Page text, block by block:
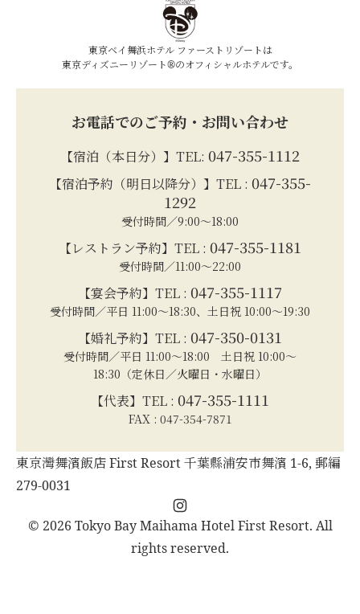
東京ベイ舞浜ホテル ファーストリゾートは
東京ディズニーリゾート®のオフィシャルホテルです。
お電話でのご予約・お問い合わせ
【宿泊（本日分）】TEL: 047-355-1112
【宿泊予約（明日以降分）】TEL : 047-355-
1292
受付時間／9:00～18:00
【レストラン予約】TEL : 047-355-1181
受付時間／11:00～22:00
【宴会予約】TEL : 047-355-1117
受付時間／平日 11:00～18:30、土日祝 10:00～19:30
【婚礼予約】TEL : 047-350-0131
受付時間／平日 11:00～18:00 土日祝 10:00～
18:30（定休日／火曜日・水曜日）
【代表】TEL : 047-355-1111
FAX : 047-354-7871
東京灣舞濱飯店 First Resort 千葉縣浦安市舞濱 1-6, 郵編
279-0031
Instagram
© 2026 Tokyo Bay Maihama Hotel First Resort. All
rights reserved.